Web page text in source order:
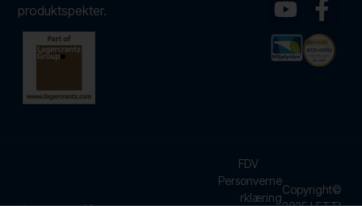
produktspekter.
Copyright©
FDV
Personverne
rklæring